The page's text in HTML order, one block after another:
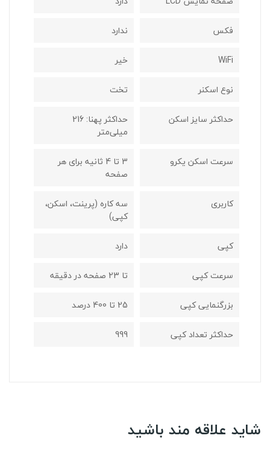
فکس
ندارد
WiFi
خیر
نوع اسکنر
تخت
حداکثر سایز اسکن
حداکثر پهنا: 216
میلی‌متر
سرعت اسکن یکرو
3 تا 4 ثانیه برای هر
صفحه
کاربری
سه کاره (پرینت، اسکن،
کپی)
کپی
دارد
سرعت کپی
تا 23 صفحه در دقیقه
بزرگنمایی کپی
25 تا 400 درصد
حداکثر تعداد کپی
999
شاید علاقه مند باشید